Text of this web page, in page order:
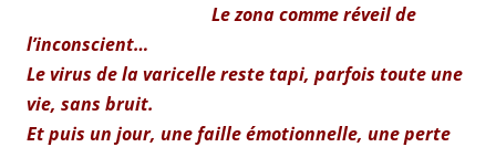
Le zona comme réveil de
l’inconscient…
Le virus de la varicelle reste tapi, parfois toute une
vie, sans bruit.
Et puis un jour, une faille émotionnelle, une perte